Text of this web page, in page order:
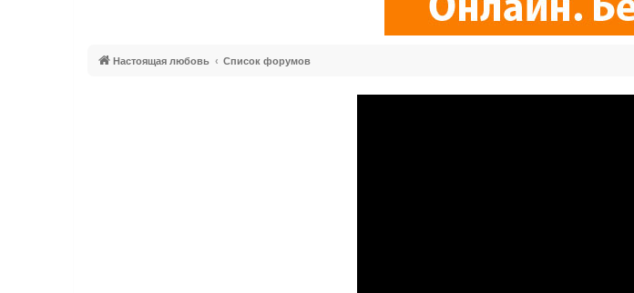
Настоящая любовь Список форумов